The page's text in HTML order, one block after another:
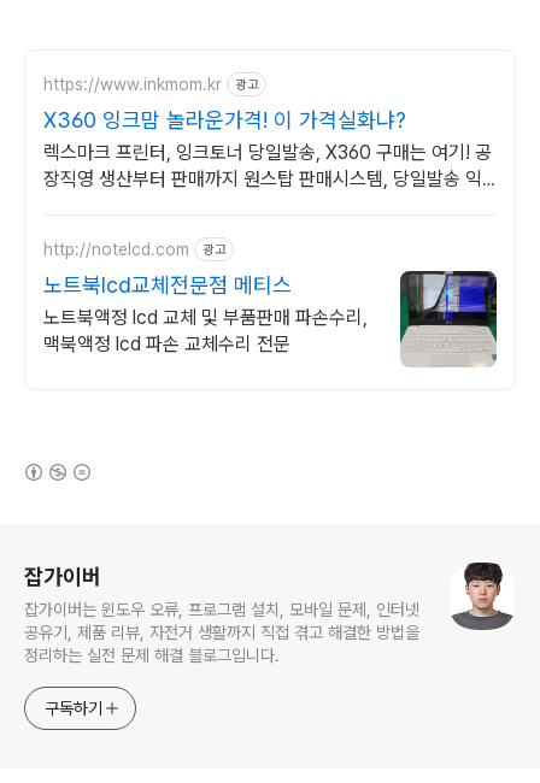
https://www.inkmom.kr 광고
X360 잉크맘 놀라운가격! 이 가격실화냐?
렉스마크 프린터, 잉크토너 당일발송, X360 구매는 여기! 공
장직영 생산부터 판매까지 원스탑 판매시스템, 당일발송 익
http://notelcd.com 광고
노트북lcd교체전문점 메티스
노트북액정 lcd 교체 및 부품판매 파손수리,
맥북액정 lcd 파손 교체수리 전문
잡가이버
잡가이버는 윈도우 오류, 프로그램 설치, 모바일 문제, 인터넷
공유기, 제품 리뷰, 자전거 생활까지 직접 겪고 해결한 방법을
정리하는 실전 문제 해결 블로그입니다.
구독하기